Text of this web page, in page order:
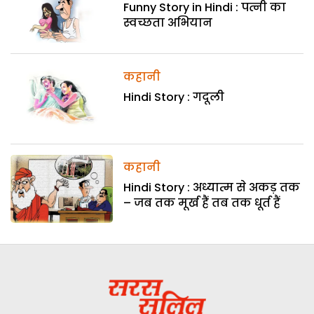
Funny Story in Hindi : पत्नी का
स्वच्छता अभियान
कहानी
Hindi Story : गदूली
कहानी
Hindi Story : अध्यात्म से अकड़ तक
– जब तक मूर्ख हैं तब तक धूर्त हैं